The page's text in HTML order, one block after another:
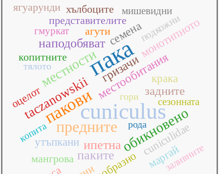
пака
cuniculus
пакови
преднитеобикновено
местности
taczanowskii
ипетна
наподобяват
паките
гризачи
задните
местообитания
монотипното
семена
cuniculidae
крака
маргай
утъпкани
агути
копитните
мангрова
оцелот
представителите
хълбоците
ягуарунди
гмуркат
заливните
мишевидни
подкожни
сезонната
гори
копита рода
тялото